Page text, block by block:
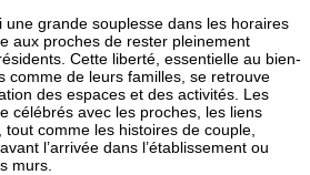
une grande souplesse dans les horaires
aux proches de rester pleinement
Cette liberté, essentielle au bien-
comme de leurs familles, se retrouve
des espaces et des activités. Les
célébrés avec les proches, les liens
tout comme les histoires de couple,
l’arrivée dans l’établissement ou
murs.